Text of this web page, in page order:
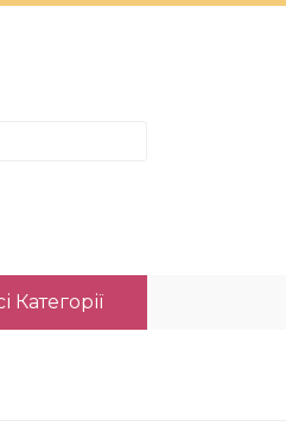
Категорії